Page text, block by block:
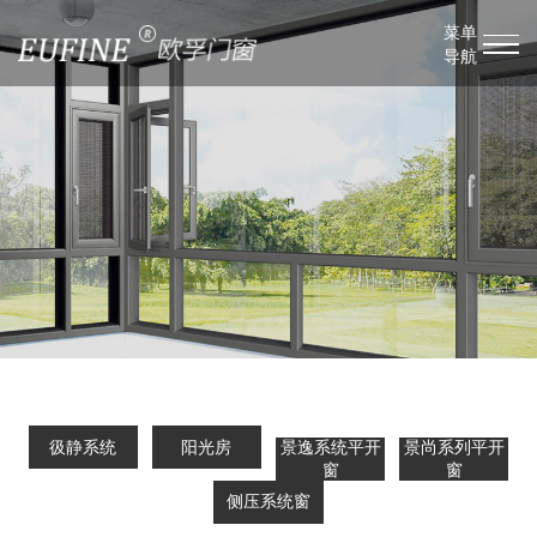
菜单
导航
彶静系统 阳光房
景逸系统平开
窗
景尚系列平开
窗
侧压系统窗